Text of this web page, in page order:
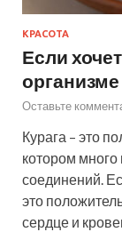
КРАСОТА
Если
организме
Оставьте
Курага – это
котором
соединений.
это
сердце и